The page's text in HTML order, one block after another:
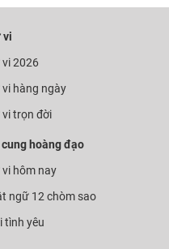
vi
vi 2026
vi hàng ngày
vi trọn đời
cung hoàng đạo
vi hôm nay
ngữ 12 chòm sao
tình yêu